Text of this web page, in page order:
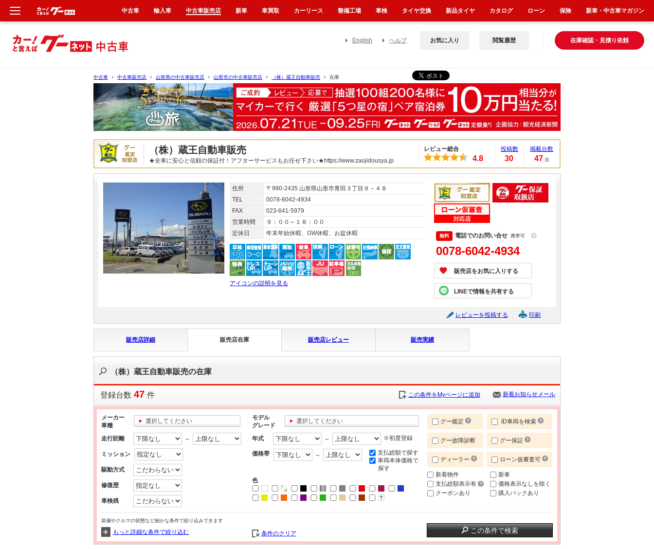
English ヘルプ 在庫確認・見積り依頼
お気に入り 閲覧履歴
中古車 中古車販売店 山形県の中古車販売店 山形市の中古車販売店 （株）蔵王自動車販売 在庫
（株）蔵王自動車販売
★全車に安心と信頼の保証付！アフターサービスもお任せ下さい★https://www.zaojidousya.jp
レビュー総合
4.8
投稿数
30
掲載台数
47 台
住所
〒990-2435 山形県山形市青田３丁目９－４８
TEL
0078-6042-4934
FAX
023-641-5979
営業時間
９：００～１８：００
定休日
年末年始休暇、GW休暇、お盆休暇
アイコンの説明を見る
電話でのお問い合せ 携帯可 ？
0078-6042-4934
販売店をお気に入りする
LINEで情報を共有する
レビューを投稿する 印刷
販売店詳細 販売店在庫 販売店レビュー 販売実績
（株）蔵王自動車販売の在庫
登録台数 47 件 この条件をMyページに追加 新着お知らせメール
メーカー
車種
選択してください
モデル
グレード
選択してください
走行距離 ～
ミッション
駆動方式
修復歴
車検残
年式 ～ ※初度登録
価格帯 ～
支払総額で探す
車両本体価格で
探す
色
グー鑑定 ID車両を検索
グー故障診断 グー保証
ディーラー ローン仮審査可
新着物件
支払総額表示有
クーポンあり
新車
価格表示なしを除く
購入パックあり
装備やクルマの状態など細かな条件で絞り込みできます
もっと詳細な条件で絞り込む 条件のクリア この条件で検索
中古車 輸入車 中古車販売店 新車 車買取 カーリース 整備工場 車検 タイヤ交換 新品タイヤ カタログ ローン 保険 新車・中古車マガジン
新車